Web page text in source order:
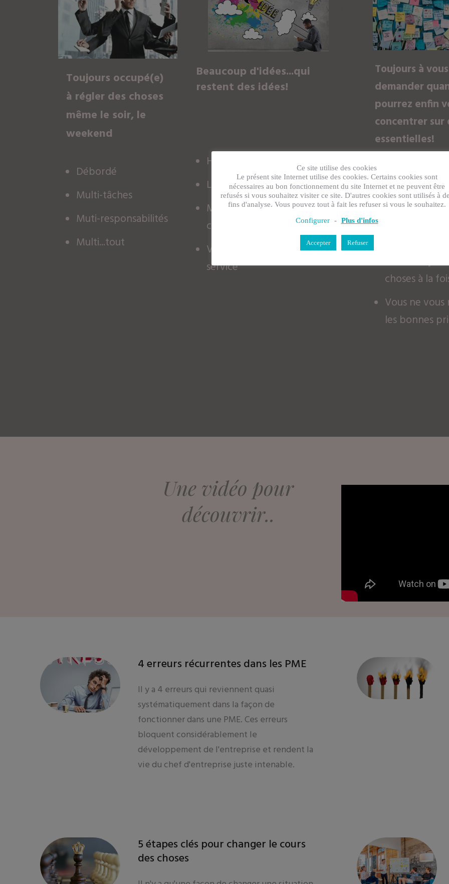
Toujours occupé(e)
à régler des choses
même le soir, le
weekend
Débordé
Multi-tâches
Muti-responsabilités
Multi...tout
Beaucoup d'idées...qui
restent des idées!
Hyper créatif(ve)
La tête pleine de projets
Mais pas le temps de
concrétiser
Vous êtes le pompier de
service
Toujours à vous
demander
pourrez enfin
concentrer sur
essentielles!
Eparpillé(e)
Une to do list
sait pas par
Vous essayez
choses à la
Vous ne
les bonnes
Une vidéo pour
découvrir..
4 erreurs récurrentes dans les PME
Il y a 4 erreurs qui reviennent quasi
systématiquement dans la façon de
fonctionner dans une PME. Ces erreurs
bloquent considérablement le
développement de l'entreprise et rendent la
vie du chef d'entreprise juste intenable.
5 étapes clés pour changer le cours
des choses
Ce site utilise des cookies
Le présent site Internet utilise des cookies. Certains cookies sont
nécessaires au bon fonctionnement du site Internet et ne peuvent être
refusés si vous souhaitez visiter ce site. D'autres cookies sont utilisés à
fins d'analyse. Vous pouvez tout à fait les refuser si vous le souhaitez.
Configurer - Plus d'infos
Accepter Refuser